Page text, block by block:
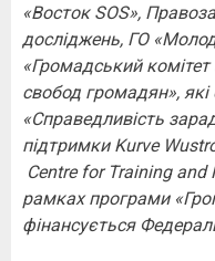
«Восток SOS»,
досліджень, ГО
«Громадський комітет
свобод громадян», які
«Справедливість
підтримки Kurve
Centre for Training and
рамках програми
фінансується